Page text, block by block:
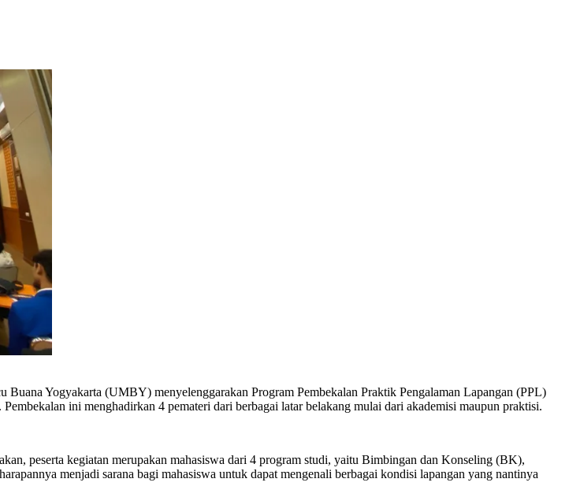
Yogyakarta (UMBY) menyelenggarakan Program Pembekalan Praktik Pengalaman Lapangan (PPL)
ini menghadirkan 4 pemateri dari berbagai latar belakang mulai dari akademisi maupun praktisi.
peserta kegiatan merupakan mahasiswa dari 4 program studi, yaitu Bimbingan dan Konseling (BK),
menjadi sarana bagi mahasiswa untuk dapat mengenali berbagai kondisi lapangan yang nantinya